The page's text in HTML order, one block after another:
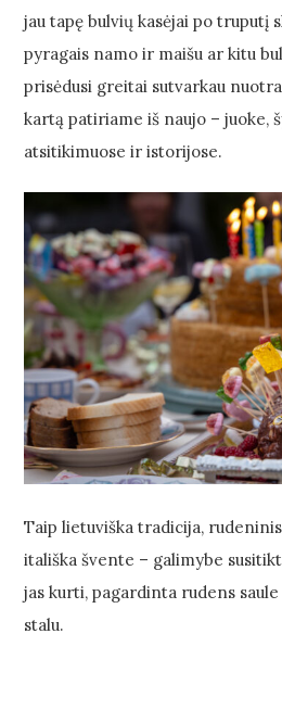
jau tapę bulvių kasėjai po truputį
pyragais namo ir maišu ar kitu
prisėdusi greitai sutvarkau
kartą patiriame iš naujo – juoke,
atsitikimuose ir istorijose.
Taip lietuviška tradicija,
itališka švente – galimybe
jas kurti, pagardinta rudens
stalu.